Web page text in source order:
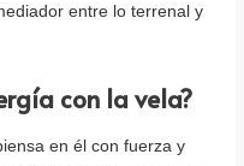
entre lo terrenal y
con la vela?
en él con fuerza y